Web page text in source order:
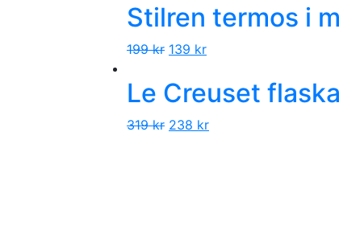
Stilren termos i
199kr 139 kr
Le Creuset
319kr 238 kr